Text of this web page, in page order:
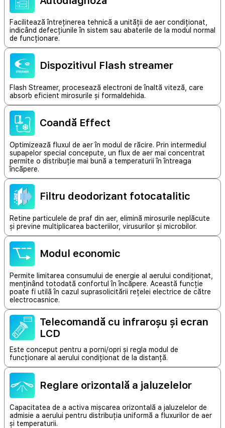
Facilitează întreținerea tehnică a unității de aer condiționat,
indicând defecțiunile în sistem sau abaterile de la modul normal
de funcționare.
Dispozitivul Flash streamer
Flash Streamer, procesează electroni de înaltă viteză, care
absorb eficient mirosurile și formaldehida.
Coandă Effect
Optimizează fluxul de aer în modul de răcire. Prin intermediul
supapelor special concepute, un flux de aer mai concentrat
permite o distribuție mai bună a temperaturii în întreaga
încăpere.
Filtru deodorizant fotocatalitic
Retine particulele de praf din aer, elimină mirosurile neplăcute
și previne multiplicarea bacteriilor, virusurilor și microbilor.
Modul economic
Permite limitarea consumului de energie al aerului condiționat,
menținând totodată confortul în încăpere. Această funcție
poate fi utilă în cazul suprasolicitării rețelei electrice de către
electrocasnice.
Telecomandă cu infraroșu și ecran
LCD
Este conceput pentru a porni/opri și regla modul de
funcționare al aerului condiționat de la distanță.
Reglare orizontală a jaluzelelor
Capacitatea de a activa mișcarea orizontală a jaluzelelor de
admisie a aerului pentru distribuția uniformă a fluxurilor de aer
și temperaturii.